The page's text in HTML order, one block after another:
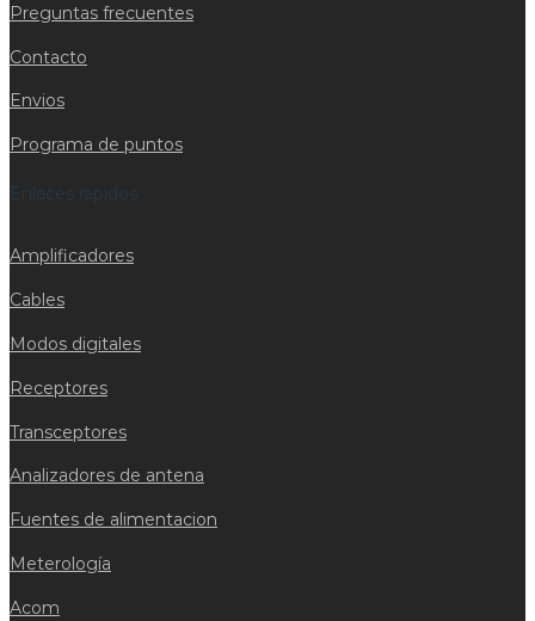
Preguntas frecuentes
Contacto
Envios
Programa de puntos
Enlaces rapidos
Amplificadores
Cables
Modos digitales
Receptores
Transceptores
Analizadores de antena
Fuentes de alimentacion
Meterología
Acom